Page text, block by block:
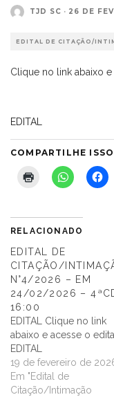
TJD SC · 26 DE
EDITAL DE CITAÇÃO/
Clique no link abaixo
EDITAL
COMPARTILHE
RELACIONADO
EDITAL DE
CITAÇÃO/
N°4/2026 – EM
24/02/2026 –
16:00
EDITAL Clique no link
abaixo e acesse o
EDITAL
19 de fevereiro de
Em "Edital de
Citação/Intimação